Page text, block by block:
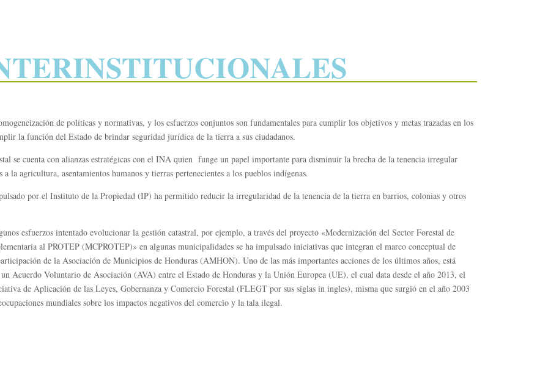
de políticas y normativas, y los esfuerzos conjuntos son fundamentales para cumplir los objetivos y metas trazadas en los
la función del Estado de brindar seguridad jurídica de la tierra a sus ciudadanos.
se cuenta con alianzas estratégicas con el INA quien funge un papel importante para disminuir la brecha de la tenencia irregular
la agricultura, asentamientos humanos y tierras pertenecientes a los pueblos indígenas.
por el Instituto de la Propiedad (IP) ha permitido reducir la irregularidad de la tenencia de la tierra en barrios, colonias y otros
esfuerzos intentado evolucionar la gestión catastral, por ejemplo, a través del proyecto «Modernización del Sector Forestal de
al PROTEP (MCPROTEP)» en algunas municipalidades se ha impulsado iniciativas que integran el marco conceptual de
de la Asociación de Municipios de Honduras (AMHON). Uno de las más importantes acciones de los últimos años, está
Acuerdo Voluntario de Asociación (AVA) entre el Estado de Honduras y la Unión Europea (UE), el cual data desde el año 2013, el
de Aplicación de las Leyes, Gobernanza y Comercio Forestal (FLEGT por sus siglas in ingles), misma que surgió en el año 2003
mundiales sobre los impactos negativos del comercio y la tala ilegal.